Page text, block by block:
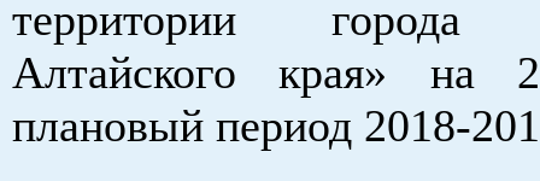
территории города
Алтайского края» на
плановый период 2018-